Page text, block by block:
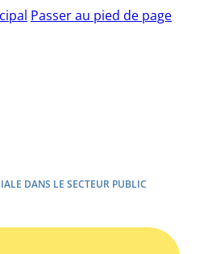
Passer au pied de page
DANS LE SECTEUR PUBLIC